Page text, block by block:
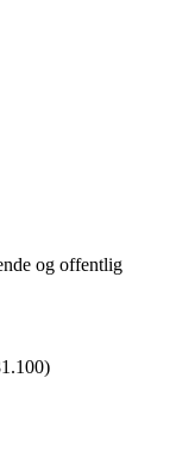
og offentlig
)